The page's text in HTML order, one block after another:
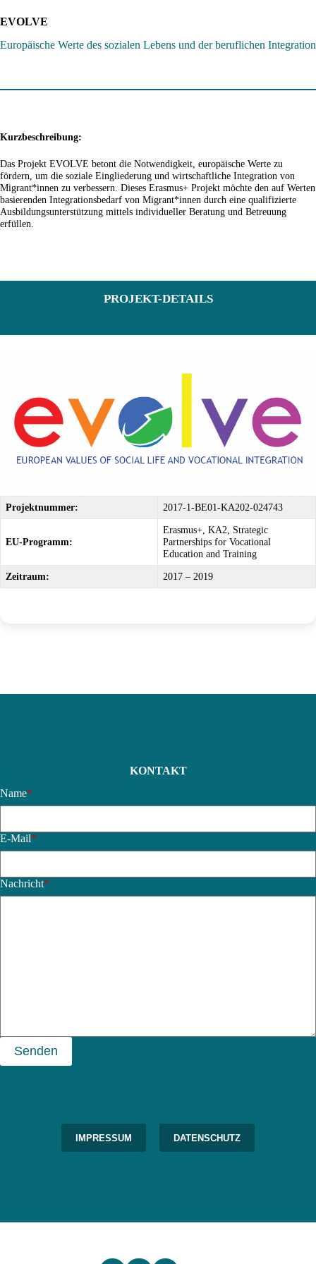
EVOLVE
Europäische Werte des sozialen Lebens und der beruflichen Integration
Kurzbeschreibung:
Das Projekt EVOLVE betont die Notwendigkeit, europäische Werte zu
fördern, um die soziale Eingliederung und wirtschaftliche Integration von
Migrant*innen zu verbessern. Dieses Erasmus+ Projekt möchte den auf Werten
basierenden Integrationsbedarf von Migrant*innen durch eine qualifizierte
Ausbildungsunterstützung mittels individueller Beratung und Betreuung
erfüllen.
PROJEKT-DETAILS
Projektnummer: 2017-1-BE01-KA202-024743
EU-Programm:
Erasmus+, KA2, Strategic
Partnerships for Vocational
Education and Training
Zeitraum:
2017 – 2019
KONTAKT
Name*
E-Mail*
Nachricht*
Senden
IMPRESSUM DATENSCHUTZ